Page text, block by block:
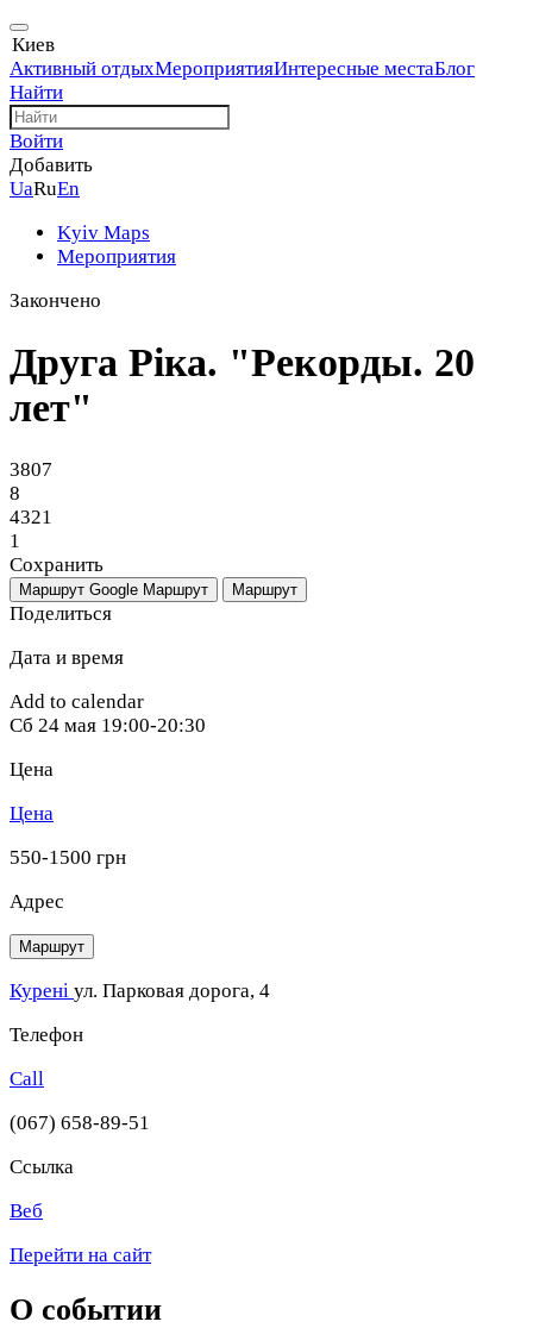
Киев
Активный отдыхМероприятияИнтересные местаБлог
Найти
Войти
Добавить
UaRuEn
Kyiv Maps
Мероприятия
Закончено
Друга Ріка. "Рекорды. 20
лет"
3807
8
4321
1
Сохранить
Маршрут Google Маршрут Маршрут
Поделиться
Дата и время
Add to calendar
Сб 24 мая 19:00-20:30
Цена
Цена
550-1500 грн
Адрес
Маршрут
Курені ул. Парковая дорога, 4
Телефон
Call
(067) 658-89-51
Ссылка
Веб
Перейти на сайт
О событии